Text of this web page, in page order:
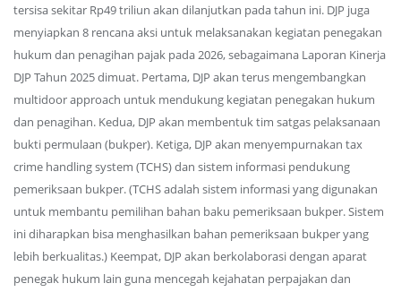
tersisa sekitar Rp49 triliun akan dilanjutkan pada tahun ini. DJP juga
menyiapkan 8 rencana aksi untuk melaksanakan kegiatan penegakan
hukum dan penagihan pajak pada 2026, sebagaimana Laporan Kinerja
DJP Tahun 2025 dimuat. Pertama, DJP akan terus mengembangkan
multidoor approach untuk mendukung kegiatan penegakan hukum
dan penagihan. Kedua, DJP akan membentuk tim satgas pelaksanaan
bukti permulaan (bukper). Ketiga, DJP akan menyempurnakan tax
crime handling system (TCHS) dan sistem informasi pendukung
pemeriksaan bukper. (TCHS adalah sistem informasi yang digunakan
untuk membantu pemilihan bahan baku pemeriksaan bukper. Sistem
ini diharapkan bisa menghasilkan bahan pemeriksaan bukper yang
lebih berkualitas.) Keempat, DJP akan berkolaborasi dengan aparat
penegak hukum lain guna mencegah kejahatan perpajakan dan